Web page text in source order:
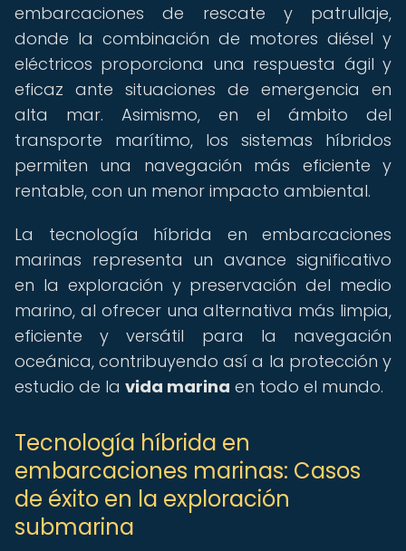
embarcaciones de rescate y patrullaje,
donde la combinación de motores diésel y
eléctricos proporciona una respuesta ágil y
eficaz ante situaciones de emergencia en
alta mar. Asimismo, en el ámbito del
transporte marítimo, los sistemas híbridos
permiten una navegación más eficiente y
rentable, con un menor impacto ambiental.
La tecnología híbrida en embarcaciones
marinas representa un avance significativo
en la exploración y preservación del medio
marino, al ofrecer una alternativa más limpia,
eficiente y versátil para la navegación
oceánica, contribuyendo así a la protección y
estudio de la vida marina en todo el mundo.
Tecnología híbrida en
embarcaciones marinas: Casos
de éxito en la exploración
submarina